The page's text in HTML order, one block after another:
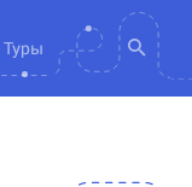
Туры